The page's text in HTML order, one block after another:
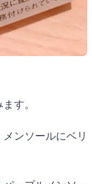
す。
ンソールにベリ